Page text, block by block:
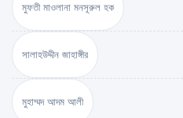
মুফতী মাওলানা মনসূরুল হক
সালাহউদ্দীন জাহাঙ্গীর
মুহাম্মদ আদম আলী